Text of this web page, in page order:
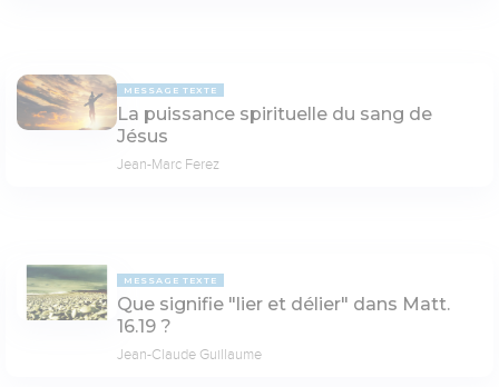
MESSAGE TEXTE
La puissance spirituelle du sang de
Jésus
Jean-Marc Ferez
MESSAGE TEXTE
Que signifie "lier et délier" dans Matt.
16.19 ?
Jean-Claude Guillaume